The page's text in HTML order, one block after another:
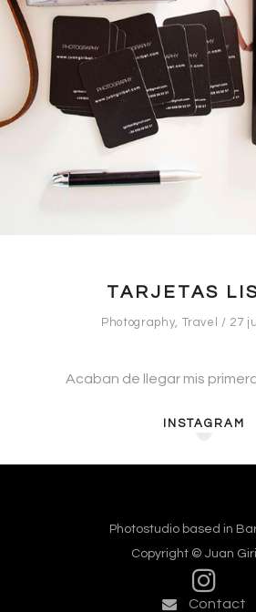
TARJETAS
Photography, Travel 27
Acaban de llegar mis
INSTAGRAM
Photostudio based in
Copyright © Juan
Contact